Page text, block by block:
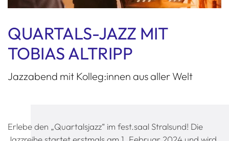
QUARTALS-JAZZ MIT
TOBIAS ALTRIPP
Jazzabend mit Kolleg:innen aus aller Welt
Erlebe den „Quartalsjazz“ im fest.saal Stralsund! Die